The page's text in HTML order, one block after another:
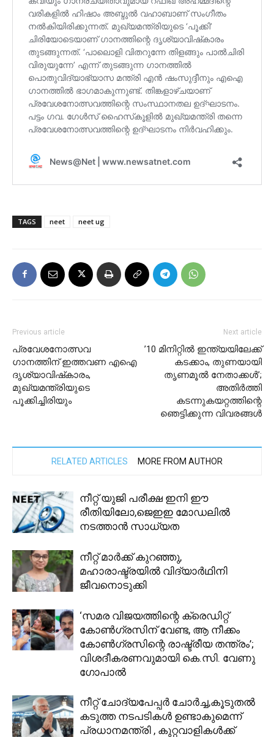
TAGS neet neet ug
Previous article
പ്രവേശനോത്സവ
ഗാനത്തിന് ഇത്തവണ എഐ
ദൃശ്യാവിഷ്‌കാരം,
മുഖ്യമന്ത്രിയുടെ
പൂക്കിച്ചിരിയും
Next article
’10 മിനിറ്റിൽ ഇന്ത്യയിലേക്ക്
കടക്കാം, തുണയായി
തൃണമൂൽ നേതാക്കൾ’;
അതിർത്തി
കടന്നുകയറ്റത്തിന്റെ
ഞെട്ടിക്കുന്ന വിവരങ്ങൾ
RELATED ARTICLES MORE FROM AUTHOR
നീറ്റ് യുജി പരീക്ഷ ഇനി ഈ
രീതിയിലോ,ജെഇഇ മോഡലില്‍
നടത്താന്‍ സാധ്യത
നീറ്റ് മാർക്ക് കുറഞ്ഞു,
മഹാരാഷ്ട്രയിൽ വിദ്യാർഥിനി
ജീവനൊടുക്കി
‘സമര വിജയത്തിന്റെ ക്രെഡിറ്റ്
കോൺ​ഗ്രസിന് വേണ്ട, ആ നീക്കം
കോൺ​ഗ്രസിന്റെ രാഷ്ട്രീയ തന്ത്രം’;
വിശദീകരണവുമായി കെ.സി. വേണു​
ഗോപാൽ
നീറ്റ് ചോദ്യപേപ്പര്‍ ചോര്‍ച്ച,കൂടുതല്‍
കടുത്ത നടപടികള്‍ ഉണ്ടാകുമെന്ന്
പ്രധാനമന്ത്രി , കുറ്റവാളികള്‍ക്ക്